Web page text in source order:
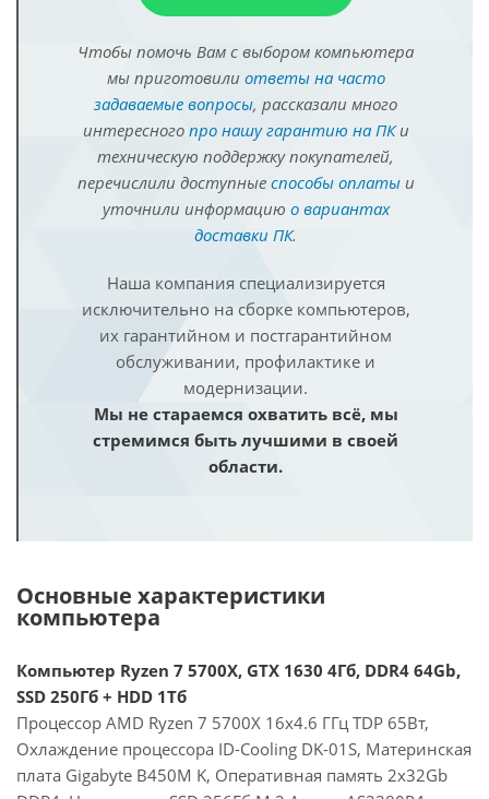
Чтобы помочь Вам с выбором компьютера
мы приготовили ответы на часто
задаваемые вопросы, рассказали много
интересного про нашу гарантию на ПКи
техническую поддержку покупателей,
перечислили доступные способы оплатыи
уточнили информацию о вариантах
доставки ПК.
Наша компания специализируется
исключительно на сборке компьютеров,
их гарантийном и постгарантийном
обслуживании, профилактике и
модернизации.
Мы не стараемся охватить всё, мы
стремимся быть лучшими в своей
области.
Основные характеристики
компьютера
Компьютер Ryzen 7 5700X, GTX 1630 4Гб, DDR4 64Gb,
SSD 250Гб + HDD 1Тб
Процессор AMD Ryzen 7 5700X 16x4.6 ГГц TDP 65Вт,
Охлаждение процессора ID-Cooling DK-01S, Материнская
плата Gigabyte B450M K, Оперативная память 2x32Gb